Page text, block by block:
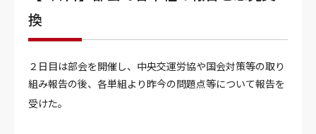
換
２日目は部会を開催し、中央交運労協や国会対策等の取り
組み報告の後、各単組より昨今の問題点等について報告を
受けた。